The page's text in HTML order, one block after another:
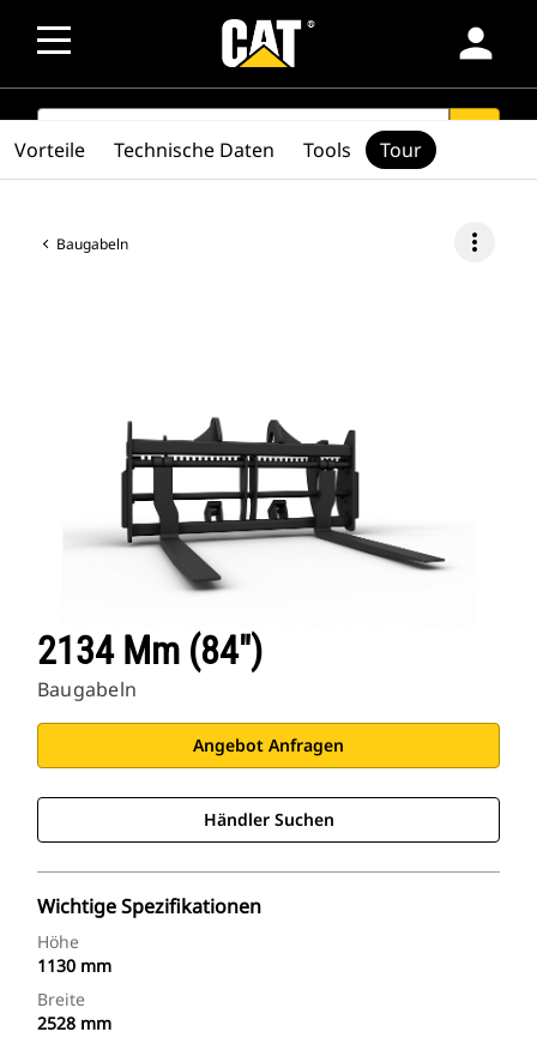
person
SEARCH
Baugabeln more_vert
2134 Mm (84″)
Baugabeln
Angebot Anfragen
Händler Suchen
Wichtige Spezifikationen
Höhe
1130 mm
Breite
2528 mm
Vorteile Technische Daten Tools Tour